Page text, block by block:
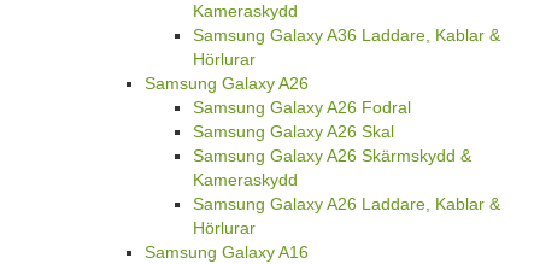
Kameraskydd
Samsung Galaxy A36 Laddare, Kablar &
Hörlurar
Samsung Galaxy A26
Samsung Galaxy A26 Fodral
Samsung Galaxy A26 Skal
Samsung Galaxy A26 Skärmskydd &
Kameraskydd
Samsung Galaxy A26 Laddare, Kablar &
Hörlurar
Samsung Galaxy A16